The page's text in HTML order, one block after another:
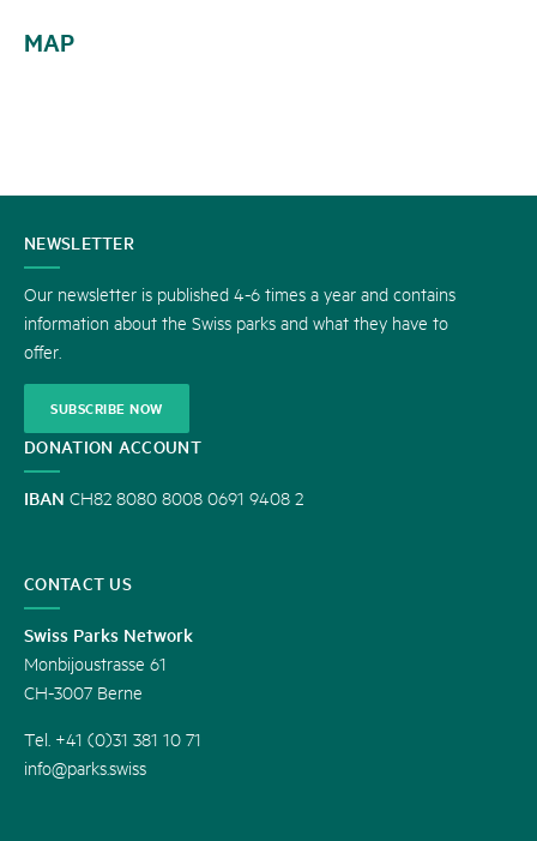
MAP
CONTACT
US
NEWSLETTER
Our newsletter is published 4-6 times a year and contains
information about the Swiss parks and what they have to
offer.
SUBSCRIBE NOW
DONATION ACCOUNT
IBAN CH82 8080 8008 0691 9408 2
CONTACT US
Swiss Parks Network
Monbijoustrasse 61
CH-3007 Berne
Tel. +41 (0)31 381 10 71
info@parks.swiss